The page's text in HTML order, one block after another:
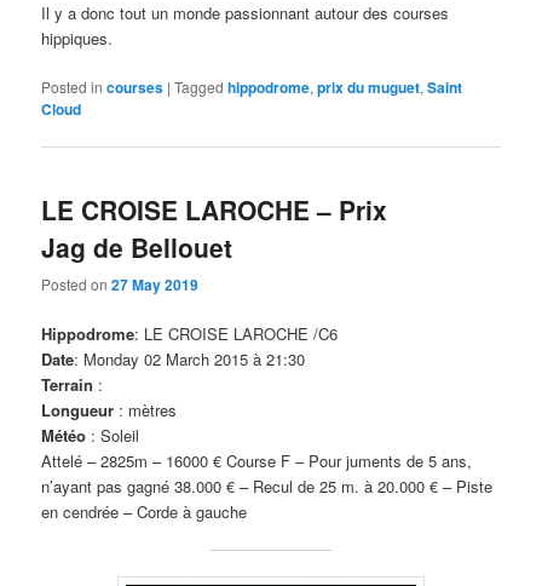
Il y a donc tout un monde passionnant autour des courses
hippiques.
Posted in courses |Tagged hippodrome,prix du muguet,Saint
Cloud
LE CROISE LAROCHE – Prix
Jag de Bellouet
Posted on27 May 2019
Hippodrome: LE CROISE LAROCHE /C6
Date: Monday 02 March 2015 à 21:30
Terrain :
Longueur : mètres
Météo : Soleil
Attelé – 2825m – 16000 € Course F – Pour juments de 5 ans,
n’ayant pas gagné 38.000 € – Recul de 25 m. à 20.000 € – Piste
en cendrée – Corde à gauche